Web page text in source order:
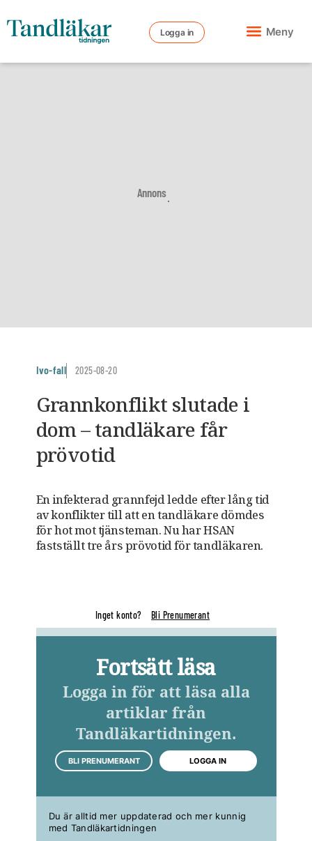
Logga in Meny
Annons
Ivo-fall 2025-08-20
Grannkonflikt slutade i
dom – tandläkare får
prövotid
En infekterad grannfejd ledde efter lång tid
av konflikter till att en tandläkare dömdes
för hot mot tjänsteman. Nu har HSAN
fastställt tre års prövotid för tandläkaren.
Inget konto? Bli Prenumerant
Fortsätt läsa
Logga in för att läsa alla
artiklar från
Tandläkartidningen.
BLI PRENUMERANT LOGGA IN
Du är alltid mer uppdaterad och mer kunnig
med Tandläkartidningen